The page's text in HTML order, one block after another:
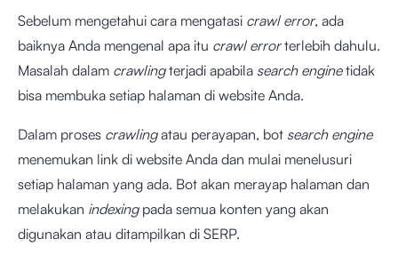
Sebelum mengetahui cara mengatasi crawl error, ada
baiknya Anda mengenal apa itu crawl errorterlebih dahulu.
Masalah dalam crawlingterjadi apabila search enginetidak
bisa membuka setiap halaman di website Anda.
Dalam proses crawlingatau perayapan, bot search engine
menemukan link di website Anda dan mulai menelusuri
setiap halaman yang ada. Bot akan merayap halaman dan
melakukan indexingpada semua konten yang akan
digunakan atau ditampilkan di SERP.